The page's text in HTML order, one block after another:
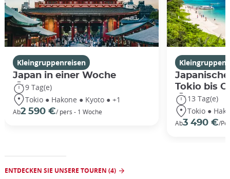
Kleingruppenreisen
Japan in einer Woche
9 Tag(e)
Tokio ● Hakone ● Kyoto ● +1
Ab2 590 €/ pers - 1 Woche
Tokio bis
13 Tag(e)
Tokio ●
Ab3 490 €/
ENTDECKEN SIE UNSERE TOUREN (4)